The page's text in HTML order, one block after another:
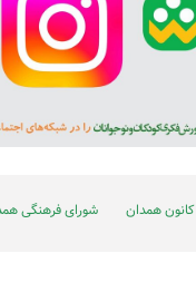
کانون همدان شورای فرهنگی